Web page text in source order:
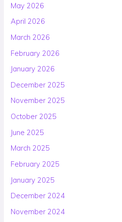
May 2026
April 2026
March 2026
February 2026
January 2026
December 2025
November 2025
October 2025
June 2025
March 2025
February 2025
January 2025
December 2024
November 2024